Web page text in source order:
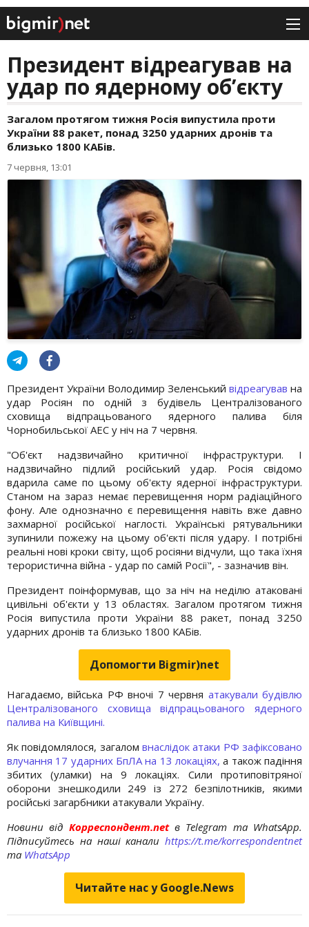
Президент відреагував на
удар по ядерному об’єкту
Загалом протягом тижня Росія випустила проти
України 88 ракет, понад 3250 ударних дронів та
близько 1800 КАБів.
7 червня, 13:01
Президент України Володимир Зеленський відреагував на
удар Росіян по одній з будівель Централізованого
сховища відпрацьованого ядерного палива біля
Чорнобильської АЕС у ніч на 7 червня.
"Об'єкт надзвичайно критичної інфраструктури. І
надзвичайно підлий російський удар. Росія свідомо
вдарила саме по цьому об'єкту ядерної інфраструктури.
Станом на зараз немає перевищення норм радіаційного
фону. Але однозначно є перевищення навіть вже давно
захмарної російської наглості. Українські рятувальники
зупинили пожежу на цьому об'єкті після удару. І потрібні
реальні нові кроки світу, щоб росіяни відчули, що така їхня
терористична війна - удар по самій Росії", - зазначив він.
Президент поінформував, що за ніч на неділю атаковані
цивільні об'єкти у 13 областях. Загалом протягом тижня
Росія випустила проти України 88 ракет, понад 3250
ударних дронів та близько 1800 КАБів.
Допомогти Bigmir)net
Нагадаємо, війська РФ вночі 7 червня атакували будівлю
Централізованого сховища відпрацьованого ядерного
палива на Київщині.
Як повідомлялося, загалом внаслідок атаки РФ зафіксовано
влучання 17 ударних БпЛА на 13 локаціях, а також падіння
збитих (уламки) на 9 локаціях. Сили протиповітряної
оборони знешкодили 249 із 272 безпілотників, якими
російські загарбники атакували Україну.
Новини від Корреспондент.netв Telegram та WhatsApp.
Підписуйтесь на наші канали https://t.me/korrespondentnet
та WhatsApp
Читайте нас у Google.News